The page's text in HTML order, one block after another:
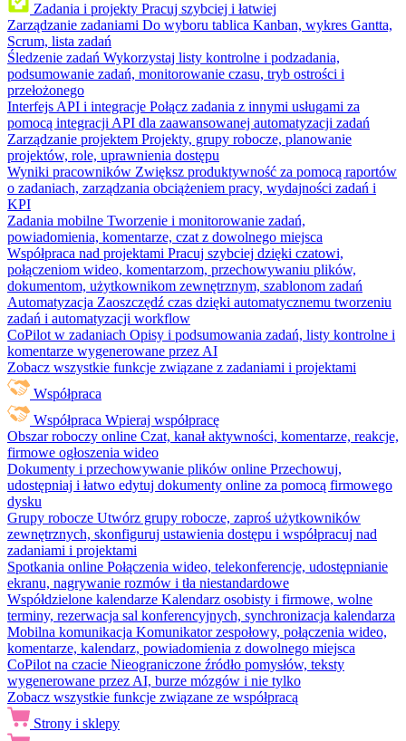
Zadania i projekty Pracuj szybciej i łatwiej
Zarządzanie zadaniami Do wyboru tablica Kanban, wykres Gantta,
Scrum, lista zadań
Śledzenie zadań Wykorzystaj listy kontrolne i podzadania,
podsumowanie zadań, monitorowanie czasu, tryb ostrości i
przełożonego
Interfejs API i integracje Połącz zadania z innymi usługami za
pomocą integracji API dla zaawansowanej automatyzacji zadań
Zarządzanie projektem Projekty, grupy robocze, planowanie
projektów, role, uprawnienia dostępu
Wyniki pracowników Zwiększ produktywność za pomocą raportów
o zadaniach, zarządzania obciążeniem pracy, wydajności zadań i
KPI
Zadania mobilne Tworzenie i monitorowanie zadań,
powiadomienia, komentarze, czat z dowolnego miejsca
Współpraca nad projektami Pracuj szybciej dzięki czatowi,
połączeniom wideo, komentarzom, przechowywaniu plików,
dokumentom, użytkownikom zewnętrznym, szablonom zadań
Automatyzacja Zaoszczędź czas dzięki automatycznemu tworzeniu
zadań i automatyzacji workflow
CoPilot w zadaniach Opisy i podsumowania zadań, listy kontrolne i
komentarze wygenerowane przez AI
Zobacz wszystkie funkcje związane z zadaniami i projektami
Współpraca
Współpraca Wpieraj współpracę
Obszar roboczy online Czat, kanał aktywności, komentarze, reakcje,
firmowe ogłoszenia wideo
Dokumenty i przechowywanie plików online Przechowuj,
udostępniaj i łatwo edytuj dokumenty online za pomocą firmowego
dysku
Grupy robocze Utwórz grupy robocze, zaproś użytkowników
zewnętrznych, skonfiguruj ustawienia dostępu i współpracuj nad
zadaniami i projektami
Spotkania online Połączenia wideo, telekonferencje, udostępnianie
ekranu, nagrywanie rozmów i tła niestandardowe
Współdzielone kalendarze Kalendarz osobisty i firmowe, wolne
terminy, rezerwacja sal konferencyjnych, synchronizacja kalendarza
Mobilna komunikacja Komunikator zespołowy, połączenia wideo,
komentarze, kalendarz, powiadomienia z dowolnego miejsca
CoPilot na czacie Nieograniczone źródło pomysłów, teksty
wygenerowane przez AI, burze mózgów i nie tylko
Zobacz wszystkie funkcje związane ze współpracą
Strony i sklepy